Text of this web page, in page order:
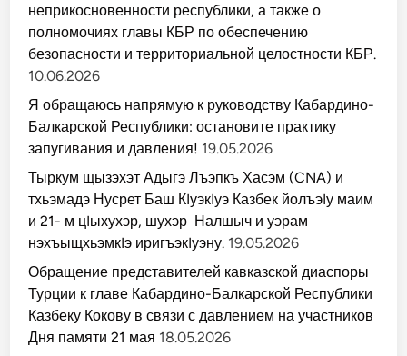
неприкосновенности республики, а также о
полномочиях главы КБР по обеспечению
безопасности и территориальной целостности КБР.
10.06.2026
Я обращаюсь напрямую к руководству Кабардино-
Балкарской Республики: остановите практику
запугивания и давления! 19.05.2026
Тыркум щызэхэт Адыгэ Лъэпкъ Хасэм (CNA) и
тхьэмадэ Нусрет Баш КIуэкIуэ Казбек йолъэIу маим
и 21- м цIыхухэр, шухэр Налшыч и уэрам
нэхъыщхьэмкIэ иригъэкIуэну. 19.05.2026
Обращение представителей кавказской диаспоры
Турции к главе Кабардино-Балкарской Республики
Казбеку Кокову в связи с давлением на участников
Дня памяти 21 мая 18.05.2026